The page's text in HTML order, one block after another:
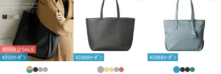
原産国
期間限定SALE
¥200ｸｰﾎﾟﾝ
¥2888ｸｰﾎﾟﾝ ¥2888ｸｰﾎﾟﾝ